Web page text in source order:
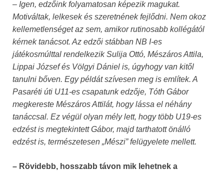
– Igen, edzőink folyamatosan képezik magukat.
Motiváltak, lelkesek és szeretnének fejlődni. Nem okoz
kellemetlenséget az sem, amikor rutinosabb kollégától
kérnek tanácsot. Az edzői stábban NB I-es
játékosmúlttal rendelkezik Sulija Ottó, Mészáros Attila,
Lippai József és Völgyi Dániel is, úgyhogy van kitől
tanulni bőven. Egy példát szívesen meg is említek. A
Pasaréti úti U11-es csapatunk edzője, Tóth Gábor
megkereste Mészáros Attilát, hogy lássa el néhány
tanáccsal. Ez végül olyan mély lett, hogy több U19-es
edzést is megtekintett Gábor, majd tarthatott önálló
edzést is, természetesen „Mészi” felügyelete mellett.
– Rövidebb, hosszabb távon mik lehetnek a